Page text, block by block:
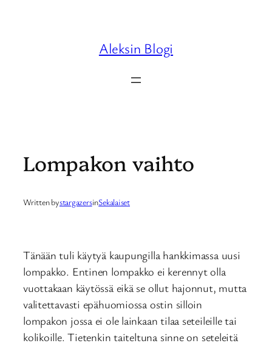
Aleksin Blogi
Lompakon vaihto
Written bystargazersinSekalaiset
Tänään tuli käytyä kaupungilla hankkimassa uusi
lompakko. Entinen lompakko ei kerennyt olla
vuottakaan käytössä eikä se ollut hajonnut, mutta
valitettavasti epähuomiossa ostin silloin
lompakon jossa ei ole lainkaan tilaa seteileille tai
kolikoille. Tietenkin taiteltuna sinne on seteleitä